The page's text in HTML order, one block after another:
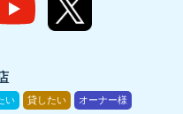
い 貸したい オーナー様